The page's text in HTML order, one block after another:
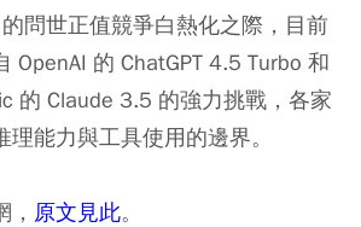
問世正值競爭白熱化之際，目前
OpenAI 的 ChatGPT 4.5 Turbo 和
的 Claude 3.5 的強力挑戰，各家
能力與工具使用的邊界。
原文見此。